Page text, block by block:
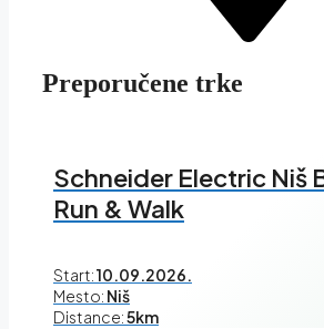
Preporučene trke
Schneider Electric Niš
Run & Walk
Start:10.09.2026.
Mesto: Niš
Distance:5km